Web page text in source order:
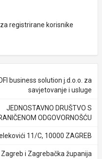
registrirane korisnike
business solution j.d.o.o. za
savjetovanje i usluge
JEDNOSTAVNO DRUŠTVO S
ODGOVORNOŠĆU
11/C, 10000 ZAGREB
Zagreb i Zagrebačka županija